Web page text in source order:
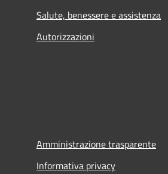
Salute, benessere e assistenza
Autorizzazioni
Amministrazione trasparente
Informativa privacy